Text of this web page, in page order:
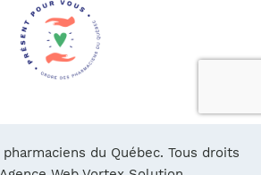
du Québec. Tous droits